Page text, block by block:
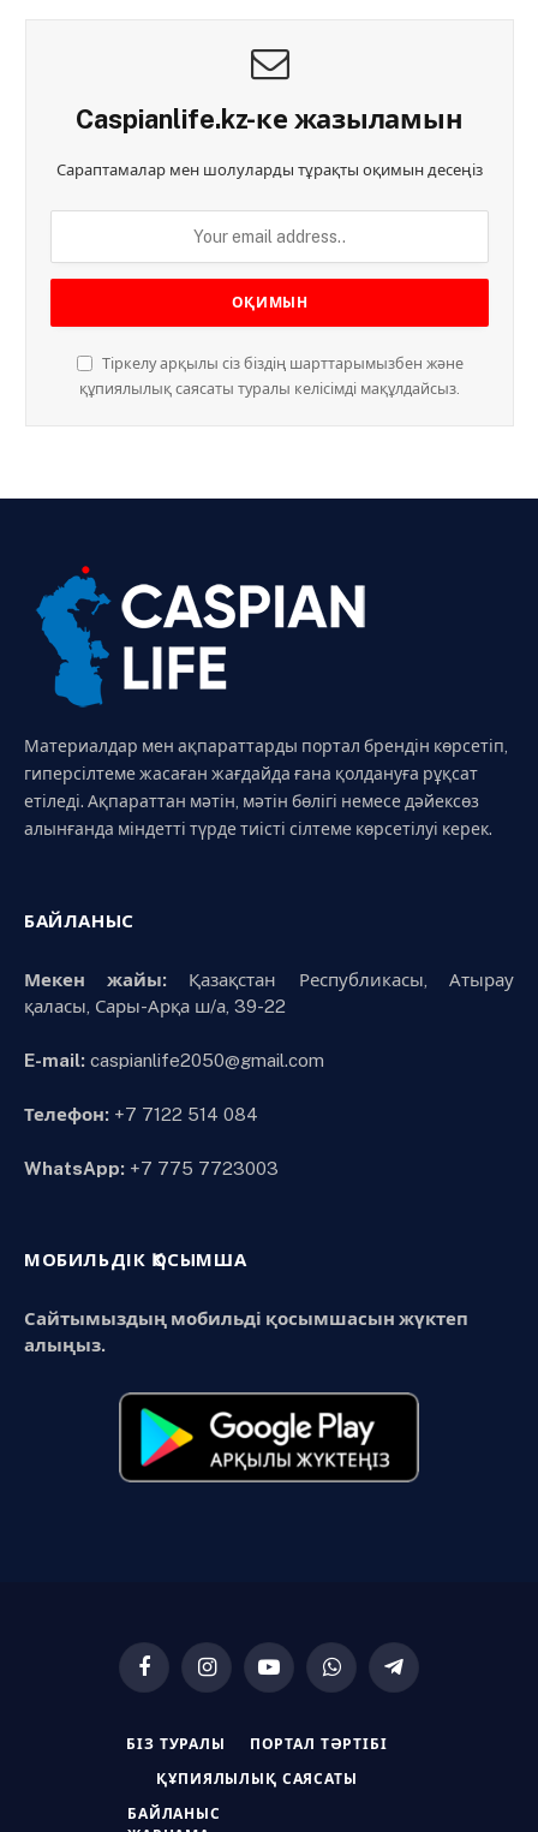
Caspianlife.kz-ке жазыламын
Сараптамалар мен шолуларды тұрақты оқимын десеңіз
Тіркелу арқылы сіз біздің шарттарымызбен және
құпиялылық саясаты туралы келісімді мақұлдайсыз.
Материалдар мен ақпараттарды портал брендін көрсетіп,
гиперсілтеме жасаған жағдайда ғана қолдануға рұқсат
етіледі. Ақпараттан мәтін, мәтін бөлігі немесе дәйексөз
алынғанда міндетті түрде тиісті сілтеме көрсетілуі керек.
БАЙЛАНЫС
Мекен жайы:Қазақстан Республикасы, Атырау
қаласы, Сары-Арқа ш/а, 39-22
E-mail: caspianlife2050@gmail.com
Телефон: +7 7122 514 084
WhatsApp: +7 775 7723003
МОБИЛЬДІК ҚОСЫМША
Сайтымыздың мобильді қосымшасын жүктеп
алыңыз.
FacebookInstagramYouTubeWhatsAppTelegram
БІЗ ТУРАЛЫ ПОРТАЛ ТӘРТІБІ
ҚҰПИЯЛЫЛЫҚ САЯСАТЫ
БАЙЛАНЫС